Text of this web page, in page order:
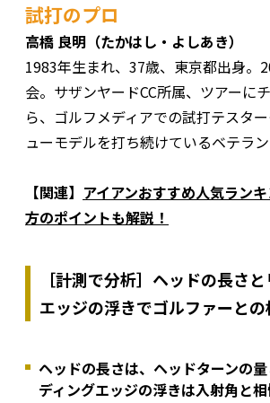
試打のプロ
高橋 良明（たかはし・よしあき）
1983年生まれ、37歳、東京都出身。
会。サザンヤードCC所属、ツアーに
ら、ゴルフメディアでの試打テスタ
ューモデルを打ち続けているベテラン
【関連】 アイアンおすすめ人気ラン
方のポイントも解説！
［計測で分析］ヘッドの長さ
エッジの浮きでゴルファーと
ヘッドの長さは、ヘッドターンの
ディングエッジの浮きは入射角と相